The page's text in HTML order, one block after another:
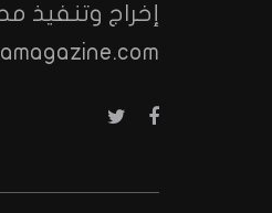
إخراج وتنفيذ